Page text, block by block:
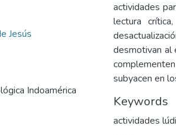
Jesús
Indoamérica
actividades
lectura
desmotivan al
subyacen en
Keywords
actividades